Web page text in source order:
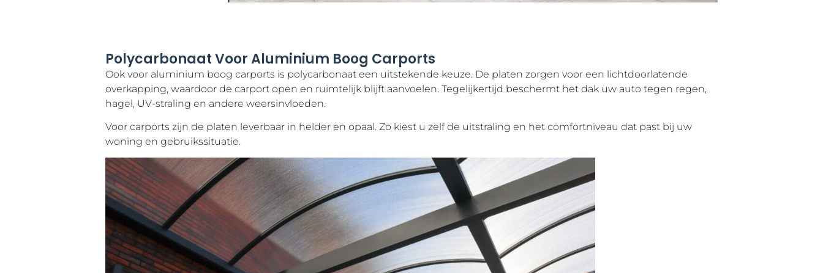
Polycarbonaat Voor Aluminium Boog Carports
Ook voor aluminium boog carports is polycarbonaat een uitstekende keuze. De platen zorgen voor een lichtdoorlatende
overkapping, waardoor de carport open en ruimtelijk blijft aanvoelen. Tegelijkertijd beschermt het dak uw auto tegen regen,
hagel, UV-straling en andere weersinvloeden.
Voor carports zijn de platen leverbaar in helder en opaal. Zo kiest u zelf de uitstraling en het comfortniveau dat past bij uw
woning en gebruikssituatie.